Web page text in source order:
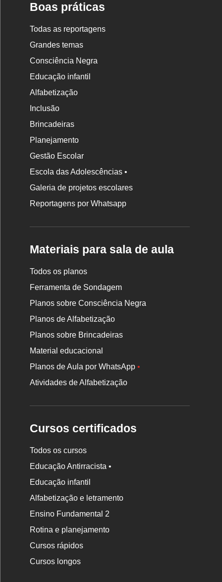
Boas práticas
Todas as reportagens
Grandes temas
Consciência Negra
Educação infantil
Alfabetização
Inclusão
Brincadeiras
Planejamento
Gestão Escolar
Escola das Adolescências •
Galeria de projetos escolares
Reportagens por Whatsapp
Materiais para sala de aula
Todos os planos
Ferramenta de Sondagem
Planos sobre Consciência Negra
Planos de Alfabetização
Planos sobre Brincadeiras
Material educacional
Planos de Aula por WhatsApp•
Atividades de Alfabetização
Cursos certificados
Todos os cursos
Educação Antirracista •
Educação infantil
Alfabetização e letramento
Ensino Fundamental 2
Rotina e planejamento
Cursos rápidos
Cursos longos